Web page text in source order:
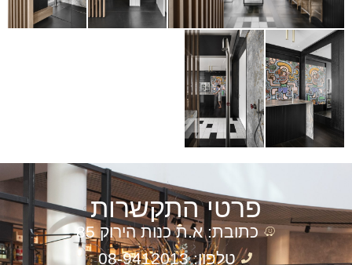
פרטי התקשרות
כתובת: א.ת כנות הירוק 85
טלפון: 08-9412013